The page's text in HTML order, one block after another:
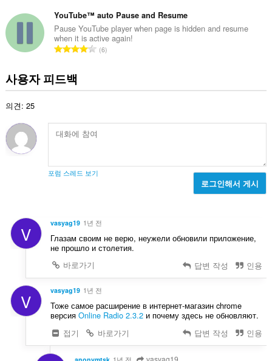
급
수
:
YouTube™ auto Pause and Resume
Pause YouTube player when page is hidden and resume
when it is active again!
총
6
사용자 피드백
의견: 25
포럼 스레드 보기
로그인해서 게시
V vasyag19 1년 전
Глазам своим не верю, неужели обновили приложение,
не прошло и столетия.
바로가기
답변 작성 인용
V vasyag19 1년 전
Тоже самое расширение в интернет-магазин chrome
версия Online Radio 2.3.2и почему здесь не обновляют.
접기
바로가기 답변 작성 인용